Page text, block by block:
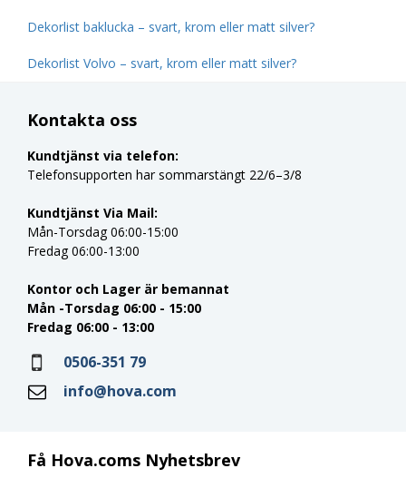
Dekorlist baklucka – svart, krom eller matt silver?
Dekorlist Volvo – svart, krom eller matt silver?
Få Hova.coms Nyhetsbrev
Kontakta oss
Kundtjänst via telefon:
Telefonsupporten har sommarstängt 22/6–3/8
Kundtjänst Via Mail:
Mån-Torsdag 06:00-15:00
Fredag 06:00-13:00
Kontor och Lager är bemannat
Mån -Torsdag 06:00 - 15:00
Fredag 06:00 - 13:00
0506-351 79
info@hova.com